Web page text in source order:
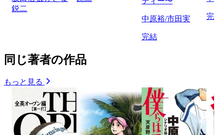
鋭二
中原裕/市田実
完結
完
同じ著者の作品
もっと見る